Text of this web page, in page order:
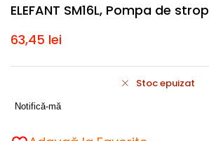
ELEFANT SM16L, Pompa de
63,45 lei
Stoc epuizat
Notifică-mă